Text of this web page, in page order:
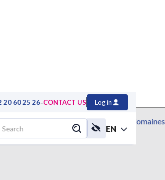
20 60 25 26-CONTACT US Log in
EN
nombreuses autres domaines et sous-domaines